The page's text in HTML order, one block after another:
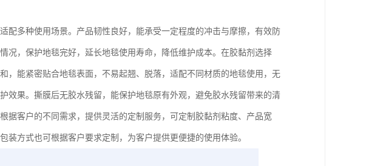
配多种使用场景。产品韧性良好，能承受一定程度的冲击与摩擦，有效防
况，保护地毯完好，延长地毯使用寿命，降低维护成本。在胶黏剂选择
，能紧密贴合地毯表面，不易起翘、脱落，适配不同材质的地毯使用，无
效果。撕膜后无胶水残留，能保护地毯原有外观，避免胶水残留带来的清
据客户的不同需求，提供灵活的定制服务，可定制胶黏剂粘度、产品宽
方式也可根据客户要求定制，为客户提供更便捷的使用体验。